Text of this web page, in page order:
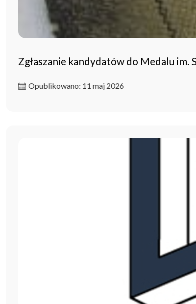
Zgłaszanie kandydatów do Medalu im.
Opublikowano: 11 maj 2026